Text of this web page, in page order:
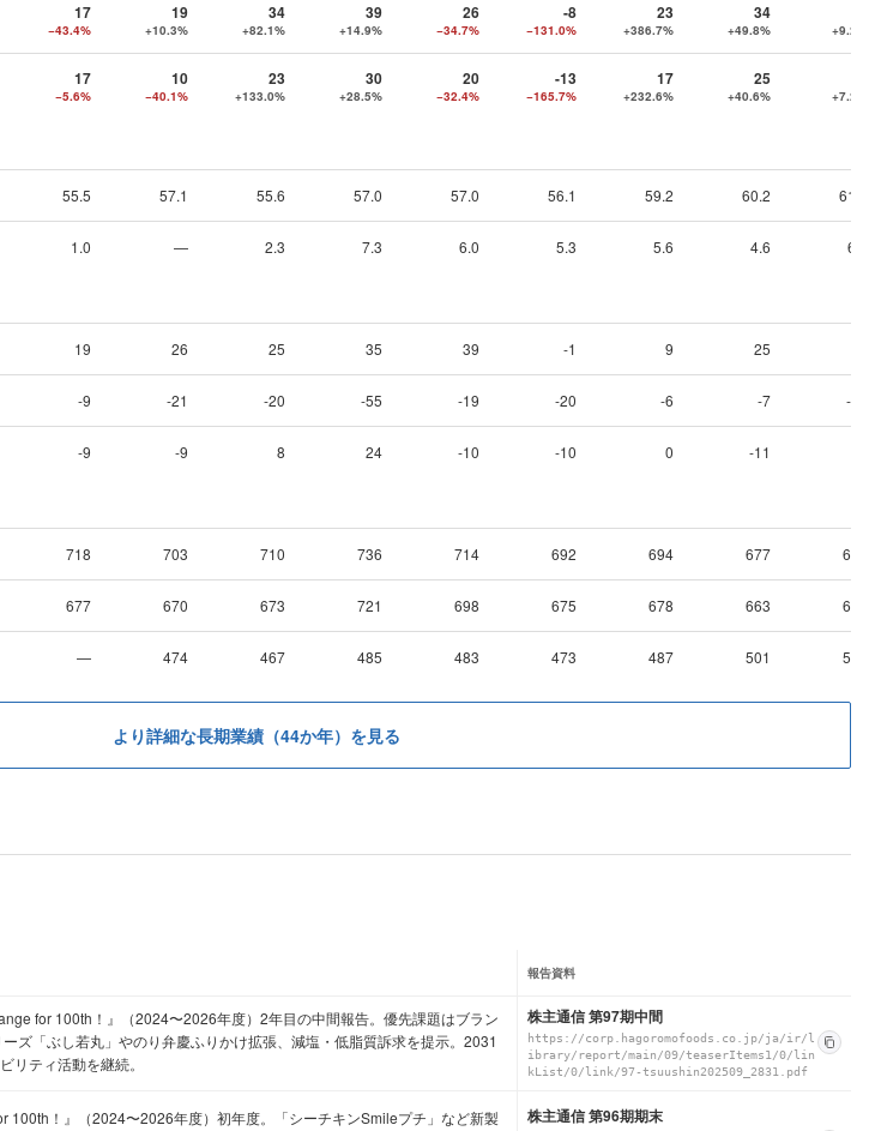
17
−43.4%
19
+10.3%
34
+82.1%
39
+14.9%
26
−34.7%
-8
−131.0%
23
+386.7%
34
+49.8% +9.2%
17
−5.6%
10
−40.1%
23
+133.0%
30
+28.5%
20
−32.4%
-13
−165.7%
17
+232.6%
25
+40.6% +7.2%
55.5 57.1 55.6 57.0 57.0 56.1 59.2 60.2 61.8
1.0 — 2.3 7.3 6.0 5.3 5.6 4.6 6.3
19 26 25 35 39 -1 9 25
-9 -21 -20 -55 -19 -20 -6 -7 -36
-9 -9 8 24 -10 -10 0 -11
718 703 710 736 714 692 694 677 667
677 670 673 721 698 675 678 663 654
— 474 467 485 483 473 487 501 507
より詳細な長期業績（44か年）を見る
報告資料
for 100th！』（2024〜2026年度）2年目の中間報告。優先課題はブラン
ズ「ぶし若丸」やのり弁慶ふりかけ拡張、減塩・低脂質訴求を提示。2031
リティ活動を継続。
株主通信 第97期中間
https://corp.hagoromofoods.co.jp/ja/ir/l
ibrary/report/main/09/teaserItems1/0/lin
kList/0/link/97-tsuushin202509_2831.pdf
100th！』（2024〜2026年度）初年度。「シーチキンSmileプチ」など新製
株主通信 第96期期末